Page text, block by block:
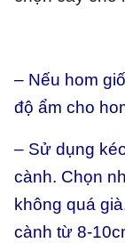
– Nếu hom
độ ẩm cho
– Sử dụng
cành. Chọn
không quá
cành từ 8-